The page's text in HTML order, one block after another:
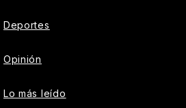
Deportes
Opinión
Lo más leído